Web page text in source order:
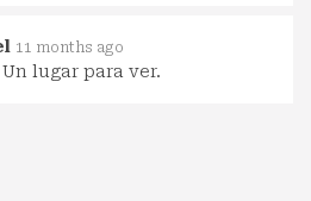
11 months ago
Un lugar para ver.